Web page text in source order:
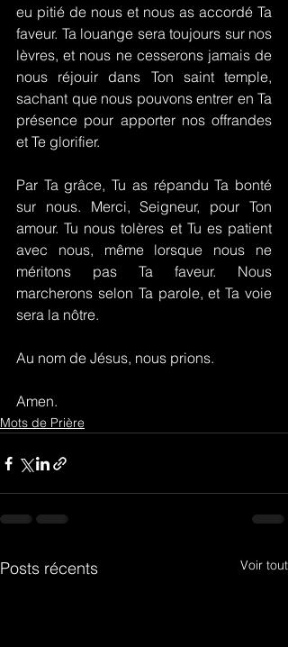
eu pitié de nous et nous as accordé Ta
faveur. Ta louange sera toujours sur nos
lèvres, et nous ne cesserons jamais de
nous réjouir dans Ton saint temple,
sachant que nous pouvons entrer en Ta
présence pour apporter nos offrandes
et Te glorifier.
Par Ta grâce, Tu as répandu Ta bonté
sur nous. Merci, Seigneur, pour Ton
amour. Tu nous tolères et Tu es patient
avec nous, même lorsque nous ne
méritons pas Ta faveur. Nous
marcherons selon Ta parole, et Ta voie
sera la nôtre.
Au nom de Jésus, nous prions.
Amen.
Mots de Prière
Posts récents Voir tout